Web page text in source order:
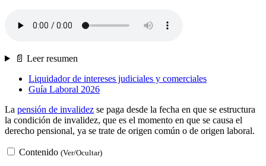
📄 Leer resumen
Liquidador de intereses judiciales y comerciales
Guía Laboral 2026
La pensión de invalidez se paga desde la fecha en que se estructura
la condición de invalidez, que es el momento en que se causa el
derecho pensional, ya se trate de origen común o de origen laboral.
Contenido (Ver/Ocultar)